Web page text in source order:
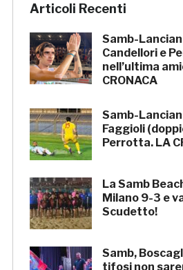
Articoli Recenti
Samb-
Candellori e
nell’ultima
CRONACA
Samb-
Faggioli
Perrotta. LA
La Samb
Milano 9-3 e
Scudetto!
Samb,
tifosi non